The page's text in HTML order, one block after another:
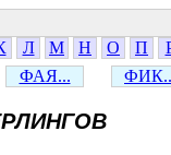
Л М Н О П
ФАЯ...